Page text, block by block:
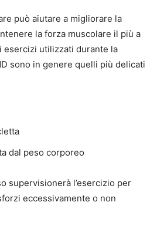
può aiutare a migliorare la
la forza muscolare il più a
esercizi utilizzati durante la
sono in genere quelli più delicati
dal peso corporeo
supervisionerà l’esercizio per
eccessivamente o non